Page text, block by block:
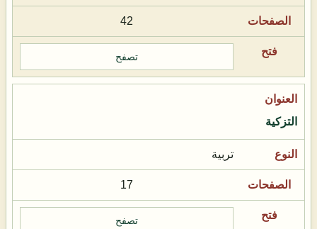
42
تصفح
التزكية
تربية
17
تصفح